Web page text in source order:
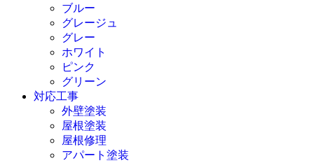
ブルー
グレージュ
グレー
ホワイト
ピンク
グリーン
対応工事
外壁塗装
屋根塗装
屋根修理
アパート塗装